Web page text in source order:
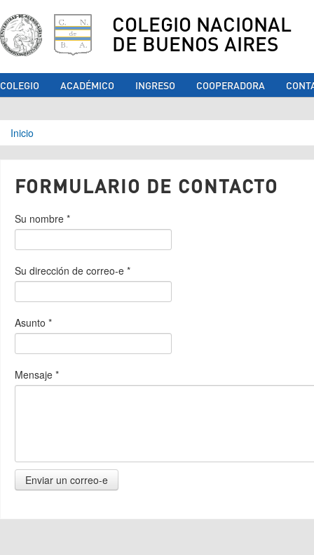
COLEGIO NACIONAL
DE BUENOS AIRES
COLEGIO ACADÉMICO INGRESO COOPERADORA
Se encuentra usted aquí
Inicio
FORMULARIO DE CONTACTO
Su nombre *
Su dirección de correo-e *
Asunto *
Mensaje *